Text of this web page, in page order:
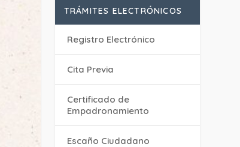
TRÁMITES ELECTRÓNICOS
Registro Electrónico
Cita Previa
Certificado de
Empadronamiento
Escaño Ciudadano